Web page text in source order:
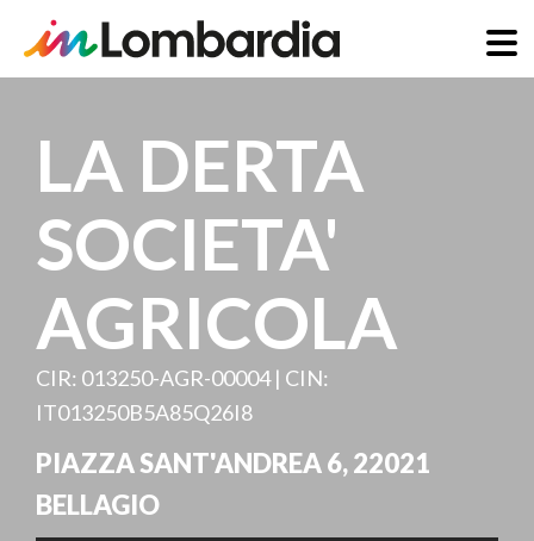
content
LA DERTA
SOCIETA'
AGRICOLA
CIR: 013250-AGR-00004 | CIN:
IT013250B5A85Q26I8
PIAZZA SANT'ANDREA 6,22021
BELLAGIO